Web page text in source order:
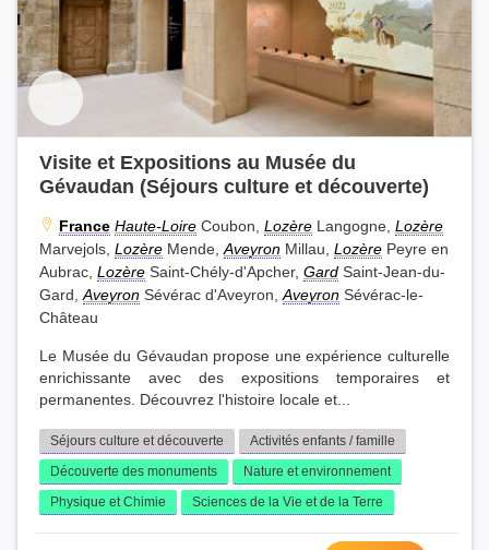
Visite et Expositions au Musée du
Gévaudan (Séjours culture et découverte)
France Haute-Loire Coubon, Lozère Langogne, Lozère
Marvejols, Lozère Mende,Aveyron Millau, Lozère Peyre en
Aubrac, Lozère Saint-Chély-d'Apcher, Gard Saint-Jean-du-
Gard,Aveyron Sévérac d'Aveyron,Aveyron Sévérac-le-
Château
Le Musée du Gévaudan propose une expérience culturelle
enrichissante avec des expositions temporaires et
permanentes. Découvrez l'histoire locale et...
Séjours culture et découverte
Activités enfants / famille
Découverte des monuments
Nature et environnement
Physique et Chimie
Sciences de la Vie et de la Terre